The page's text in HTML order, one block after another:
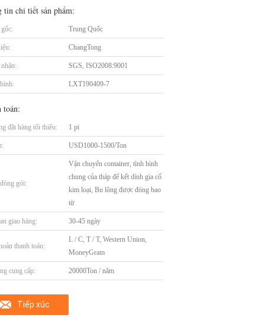
tin chi tiết sản phẩm:
Trung Quốc
ChangTong
SGS, ISO2008:9001
LXT190409-7
toán:
đặt hàng tối thiểu: 1 pi
USD1000-1500/Ton
gói:
Vận chuyển container, tình hình
chung của tháp để kết dính gia cố
kim loại, Bu lông được đóng bao
từ
giao hàng: 30-45 ngày
thanh toán:
L / C, T / T, Western Union,
MoneyGram
cung cấp: 20000Ton / năm
Tiếp xúc